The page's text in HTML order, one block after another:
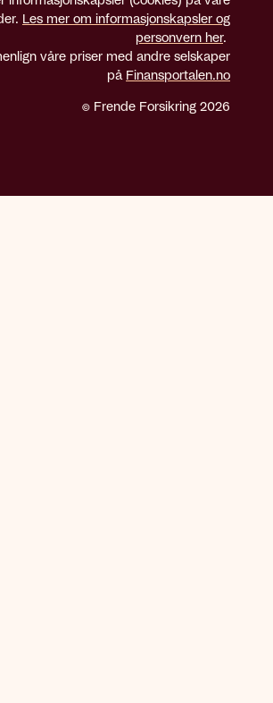
Les mer om informasjonskapsler og
personvern her.
våre priser med andre selskaper
på Finansportalen.no
© Frende Forsikring 2026